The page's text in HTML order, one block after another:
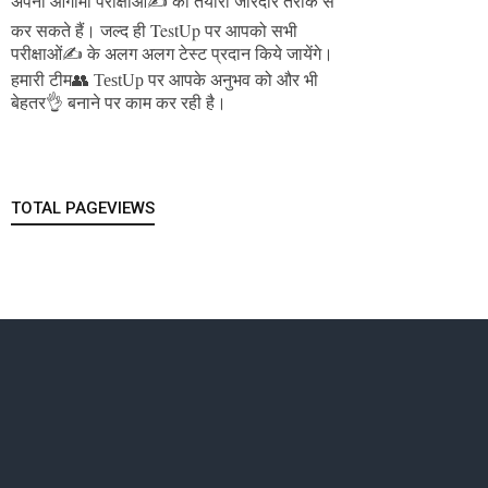
कर सकते हैं।जल्द ही TestUp पर आपको सभी
परीक्षाओं✍️ के अलग अलग टेस्ट प्रदान किये जायेंगे।
हमारी टीम👥 TestUp पर आपके अनुभव को और भी
बेहतर👌 बनाने पर काम कर रही है।
TOTAL PAGEVIEWS